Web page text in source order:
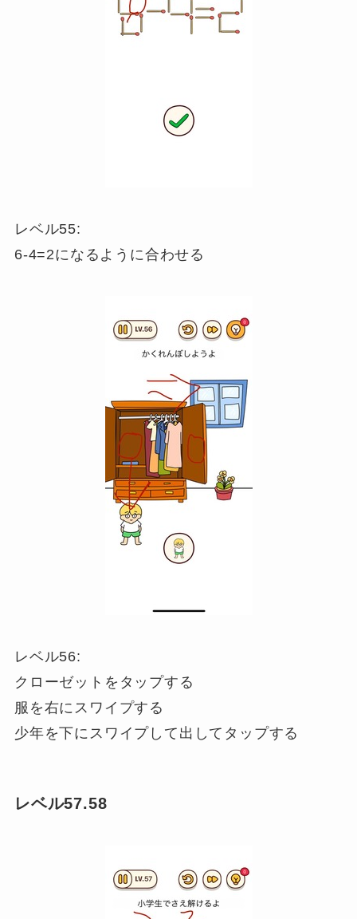
レベル55:
6-4=2になるように合わせる
レベル56:
クローゼットをタップする
服を右にスワイプする
少年を下にスワイプして出してタップする
レベル57.58